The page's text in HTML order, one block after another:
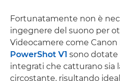
Fortunatamente non è
ingegnere del suono per
Videocamere come Canon
PowerShot V1 sono
integrati che catturano sia
circostante, risultando